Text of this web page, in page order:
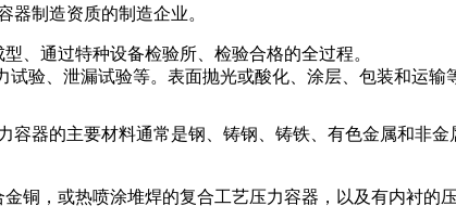
器制造资质的制造企业。
、通过特种设备检验所、检验合格的全过程。
验、泄漏试验等。表面抛光或酸化、涂层、包装和运输
容器的主要材料通常是钢、铸钢、铸铁、有色金属和非金
铜，或热喷涂堆焊的复合工艺压力容器，以及有内衬的压